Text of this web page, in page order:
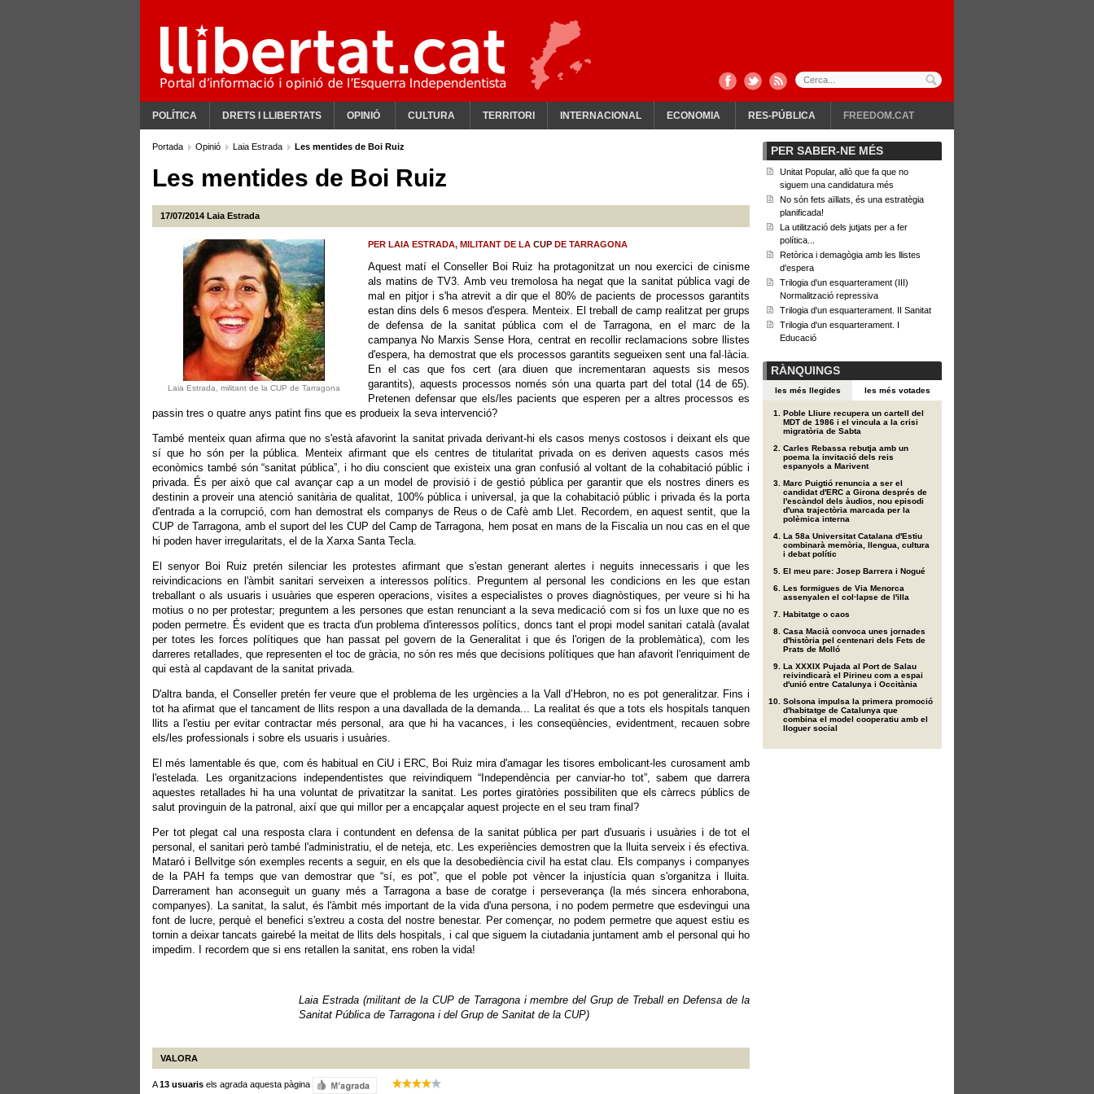
POLÍTICA DRETS I LLIBERTATS OPINIÓ CULTURA TERRITORI INTERNACIONAL ECONOMIA RES-PÚBLICA FREEDOM.CAT
Portada Opinió Laia Estrada Les mentides de Boi Ruiz
Les mentides de Boi Ruiz
17/07/2014 Laia Estrada
Laia Estrada, militant de la CUP de Tarragona
PER LAIA ESTRADA, MILITANT DE LA CUP DE TARRAGONA
Aquest matí el Conseller Boi Ruiz ha protagonitzat un nou exercici de cinisme
als matins de TV3. Amb veu tremolosa ha negat que la sanitat pública vagi de
mal en pitjor i s'ha atrevit a dir que el 80% de pacients de processos garantits
estan dins dels 6 mesos d'espera. Menteix. El treball de camp realitzat per grups
de defensa de la sanitat pública com el de Tarragona, en el marc de la
campanya No Marxis Sense Hora, centrat en recollir reclamacions sobre llistes
d'espera, ha demostrat que els processos garantits segueixen sent una fal·làcia.
En el cas que fos cert (ara diuen que incrementaran aquests sis mesos
garantits), aquests processos només són una quarta part del total (14 de 65).
Pretenen defensar que els/les pacients que esperen per a altres processos es
passin tres o quatre anys patint fins que es produeix la seva intervenció?
També menteix quan afirma que no s'està afavorint la sanitat privada derivant-hi els casos menys costosos i deixant els que
sí que ho són per la pública. Menteix afirmant que els centres de titularitat privada on es deriven aquests casos més
econòmics també són “sanitat pública”, i ho diu conscient que existeix una gran confusió al voltant de la cohabitació públic i
privada. És per això que cal avançar cap a un model de provisió i de gestió pública per garantir que els nostres diners es
destinin a proveir una atenció sanitària de qualitat, 100% pública i universal, ja que la cohabitació públic i privada és la porta
d'entrada a la corrupció, com han demostrat els companys de Reus o de Cafè amb Llet. Recordem, en aquest sentit, que la
CUP de Tarragona, amb el suport del les CUP del Camp de Tarragona, hem posat en mans de la Fiscalia un nou cas en el que
hi poden haver irregularitats, el de la Xarxa Santa Tecla.
El senyor Boi Ruiz pretén silenciar les protestes afirmant que s'estan generant alertes i neguits innecessaris i que les
reivindicacions en l'àmbit sanitari serveixen a interessos polítics. Preguntem al personal les condicions en les que estan
treballant o als usuaris i usuàries que esperen operacions, visites a especialistes o proves diagnòstiques, per veure si hi ha
motius o no per protestar; preguntem a les persones que estan renunciant a la seva medicació com si fos un luxe que no es
poden permetre. És evident que es tracta d'un problema d'interessos polítics, doncs tant el propi model sanitari català (avalat
per totes les forces polítiques que han passat pel govern de la Generalitat i que és l'origen de la problemàtica), com les
darreres retallades, que representen el toc de gràcia, no són res més que decisions polítiques que han afavorit l'enriquiment de
qui està al capdavant de la sanitat privada.
D'altra banda, el Conseller pretén fer veure que el problema de les urgències a la Vall d’Hebron, no es pot generalitzar. Fins i
tot ha afirmat que el tancament de llits respon a una davallada de la demanda... La realitat és que a tots els hospitals tanquen
llits a l'estiu per evitar contractar més personal, ara que hi ha vacances, i les conseqüències, evidentment, recauen sobre
els/les professionals i sobre els usuaris i usuàries.
El més lamentable és que, com és habitual en CiU i ERC, Boi Ruiz mira d'amagar les tisores embolicant-les curosament amb
l'estelada. Les organitzacions independentistes que reivindiquem “Independència per canviar-ho tot”, sabem que darrera
aquestes retallades hi ha una voluntat de privatitzar la sanitat. Les portes giratòries possibiliten que els càrrecs públics de
salut provinguin de la patronal, així que qui millor per a encapçalar aquest projecte en el seu tram final?
Per tot plegat cal una resposta clara i contundent en defensa de la sanitat pública per part d'usuaris i usuàries i de tot el
personal, el sanitari però també l'administratiu, el de neteja, etc. Les experiències demostren que la lluita serveix i és efectiva.
Mataró i Bellvitge són exemples recents a seguir, en els que la desobediència civil ha estat clau. Els companys i companyes
de la PAH fa temps que van demostrar que “sí, es pot”, que el poble pot vèncer la injustícia quan s'organitza i lluita.
Darrerament han aconseguit un guany més a Tarragona a base de coratge i perseverança (la més sincera enhorabona,
companyes). La sanitat, la salut, és l'àmbit més important de la vida d'una persona, i no podem permetre que esdevingui una
font de lucre, perquè el benefici s'extreu a costa del nostre benestar. Per començar, no podem permetre que aquest estiu es
tornin a deixar tancats gairebé la meitat de llits dels hospitals, i cal que siguem la ciutadania juntament amb el personal qui ho
impedim. I recordem que si ens retallen la sanitat, ens roben la vida!
Laia Estrada (militant de la CUP de Tarragona i membre del Grup de Treball en Defensa de la
Sanitat Pública de Tarragona i del Grup de Sanitat de la CUP)
VALORA
A13 usuaris els agrada aquesta pàgina
PER SABER-NE MÉS
Unitat Popular, allò que fa que no
siguem una candidatura més
No són fets aïllats, és una estratègia
planificada!
La utilització dels jutjats per a fer
política...
Retòrica i demagògia amb les llistes
d'espera
Trilogia d'un esquarterament (III)
Normalització repressiva
Trilogia d'un esquarterament. II Sanitat
Trilogia d'un esquarterament. I
Educació
RÀNQUINGS
les més llegides les més votades
Poble Lliure recupera un cartell del
MDT de 1986 i el vincula a la crisi
migratòria de Sabta
Carles Rebassa rebutja amb un
poema la invitació dels reis
espanyols a Marivent
Marc Puigtió renuncia a ser el
candidat d'ERC a Girona després de
l'escàndol dels àudios, nou episodi
d'una trajectòria marcada per la
polèmica interna
La 58a Universitat Catalana d'Estiu
combinarà memòria, llengua, cultura
i debat polític
El meu pare: Josep Barrera i Nogué
Les formigues de Via Menorca
assenyalen el col·lapse de l'illa
Habitatge o caos
Casa Macià convoca unes jornades
d'història pel centenari dels Fets de
Prats de Molló
La XXXIX Pujada al Port de Salau
reivindicarà el Pirineu com a espai
d'unió entre Catalunya i Occitània
Solsona impulsa la primera promoció
d'habitatge de Catalunya que
combina el model cooperatiu amb el
lloguer social